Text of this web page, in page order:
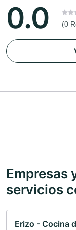
0.0 (0
Empresas
servicios
Erizo - Cocina